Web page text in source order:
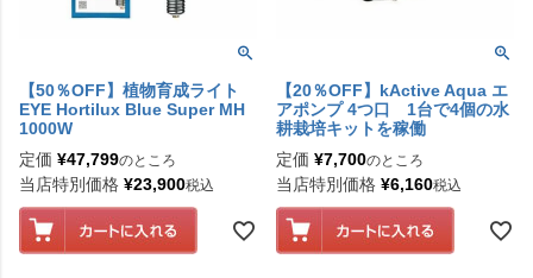
【50％OFF】植物育成ライト
EYE Hortilux Blue Super MH
1000W
定価 ¥47,799のところ
当店特別価格 ¥23,900税込
【20％OFF】kActive Aqua エ
アポンプ 4つ口 1台で4個の水
耕栽培キットを稼働
定価 ¥7,700のところ
当店特別価格 ¥6,160税込